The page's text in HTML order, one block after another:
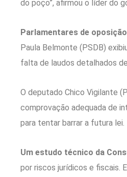
do poço”, afirmou o líder do
Parlamentares de
Paula Belmonte (PSDB)
falta de laudos detalhados
O deputado Chico Vigilante
comprovação adequada de
para tentar barrar a futura lei.
Um estudo técnico da
por riscos jurídicos e fiscais.